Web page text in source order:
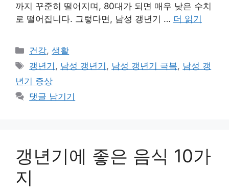
까지 꾸준히 떨어지며, 80대가 되면 매우 낮은 수치
로 떨어집니다. 그렇다면, 남성 갱년기 … 더 읽기
카
테
고
리
건강,생활
태
그
갱년기 , 남성 갱년기 , 남성 갱년기 극복, 남성 갱
년기 증상
댓글 남기기
갱년기에 좋은 음식 10가
지